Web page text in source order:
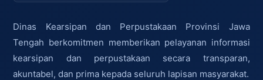
Dinas Kearsipan dan Perpustakaan Provinsi Jawa
Tengah berkomitmen memberikan pelayanan informasi
kearsipan dan perpustakaan secara transparan,
akuntabel, dan prima kepada seluruh lapisan masyarakat.